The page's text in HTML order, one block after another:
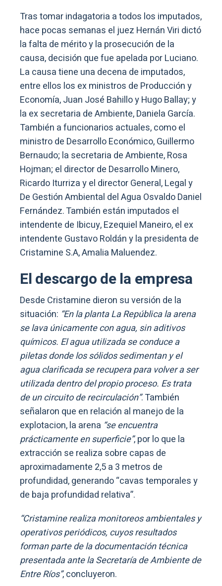
Tras tomar indagatoria a todos los imputados,
hace pocas semanas el juez Hernán Viri dictó
la falta de mérito y la prosecución de la
causa, decisión que fue apelada por Luciano.
La causa tiene una decena de imputados,
entre ellos los ex ministros de Producción y
Economía, Juan José Bahillo y Hugo Ballay; y
la ex secretaria de Ambiente, Daniela García.
También a funcionarios actuales, como el
ministro de Desarrollo Económico, Guillermo
Bernaudo; la secretaria de Ambiente, Rosa
Hojman; el director de Desarrollo Minero,
Ricardo Iturriza y el director General, Legal y
De Gestión Ambiental del Agua Osvaldo Daniel
Fernández. También están imputados el
intendente de Ibicuy, Ezequiel Maneiro, el ex
intendente Gustavo Roldán y la presidenta de
Cristamine S.A, Amalia Maluendez.
El descargo de la empresa
Desde Cristamine dieron su versión de la
situación: “En la planta La República la arena
se lava únicamente con agua, sin aditivos
químicos. El agua utilizada se conduce a
piletas donde los sólidos sedimentan y el
agua clarificada se recupera para volver a ser
utilizada dentro del propio proceso. Es trata
de un circuito de recirculación”. También
señalaron que en relación al manejo de la
explotacion, la arena “se encuentra
prácticamente en superficie”, por lo que la
extracción se realiza sobre capas de
aproximadamente 2,5 a 3 metros de
profundidad, generando “cavas temporales y
de baja profundidad relativa”.
“Cristamine realiza monitoreos ambientales y
operativos periódicos, cuyos resultados
forman parte de la documentación técnica
presentada ante la Secretaría de Ambiente de
Entre Ríos”, concluyeron.